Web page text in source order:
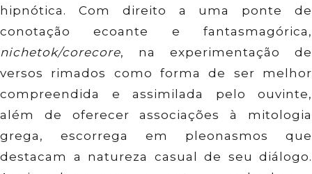
hipnótica. Com direito a uma ponte de
conotação ecoante e fantasmagórica,
nichetok/corecore, na experimentação de
versos rimados como forma de ser melhor
compreendida e assimilada pelo ouvinte,
além de oferecer associações à mitologia
grega, escorrega em pleonasmos que
destacam a natureza casual de seu diálogo.